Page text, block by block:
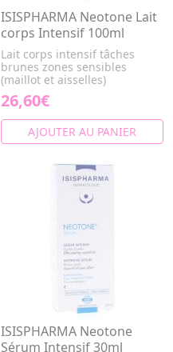
ISISPHARMA Neotone Lait
corps Intensif 100ml
Lait corps intensif tâches
brunes zones sensibles
(maillot et aisselles)
26,60€
AJOUTER AU PANIER
ISISPHARMA Neotone
Sérum Intensif 30ml